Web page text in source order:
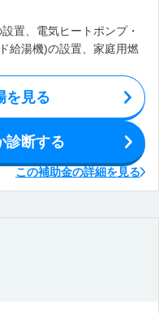
置、電気ヒートポンプ・
給湯機)の設置、家庭用燃
を見る
診断する
この補助金の詳細を見る